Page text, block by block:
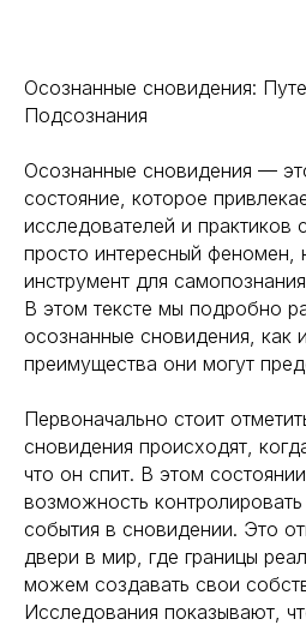
Осознанные сновидения:
Подсознания
Осознанные сновидения —
состояние, которое
исследователей и практиков
просто интересный
инструмент для
В этом тексте мы подробно
осознанные сновидения, как
преимущества они могут
Первоначально стоит
сновидения происходят,
что он спит. В этом
возможность
события в сновидении. Это
двери в мир, где границы
можем создавать свои
Исследования показывают,